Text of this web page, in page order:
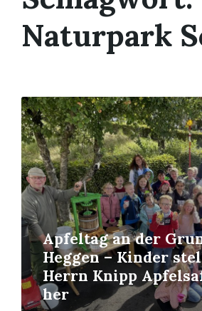
Naturpark
Apfeltag an der
Heggen – Kinder
Herrn Knipp
her
Mehr
erfahren